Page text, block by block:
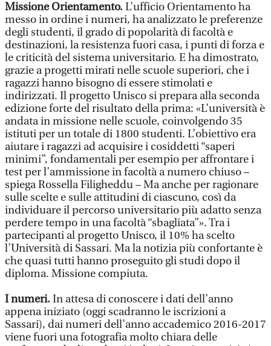
Missione Orientamento.L’ufficio Orientamento ha
messo in ordine i numeri, ha analizzato le preferenze
degli studenti, il grado di popolarità di facoltà e
destinazioni, la resistenza fuori casa, i punti di forza e
le criticità del sistema universitario. E ha dimostrato,
grazie a progetti mirati nelle scuole superiori, che i
ragazzi hanno bisogno di essere stimolati e
indirizzati. Il progetto Unisco si prepara alla seconda
edizione forte del risultato della prima: «L’università è
andata in missione nelle scuole, coinvolgendo 35
istituti per un totale di 1800 studenti. L’obiettivo era
aiutare i ragazzi ad acquisire i cosiddetti “saperi
minimi”, fondamentali per esempio per affrontare i
test per l’ammissione in facoltà a numero chiuso –
spiega Rossella Filigheddu – Ma anche per ragionare
sulle scelte e sulle attitudini di ciascuno, così da
individuare il percorso universitario più adatto senza
perdere tempo in una facoltà “sbagliata”». Tra i
partecipanti al progetto Unisco, il 10% ha scelto
l’Università di Sassari. Ma la notizia più confortante è
che quasi tutti hanno proseguito gli studi dopo il
diploma. Missione compiuta.
I numeri.In attesa di conoscere i dati dell’anno
appena iniziato (oggi scadranno le iscrizioni a
Sassari), dai numeri dell’anno accademico 2016-2017
viene fuori una fotografia molto chiara delle